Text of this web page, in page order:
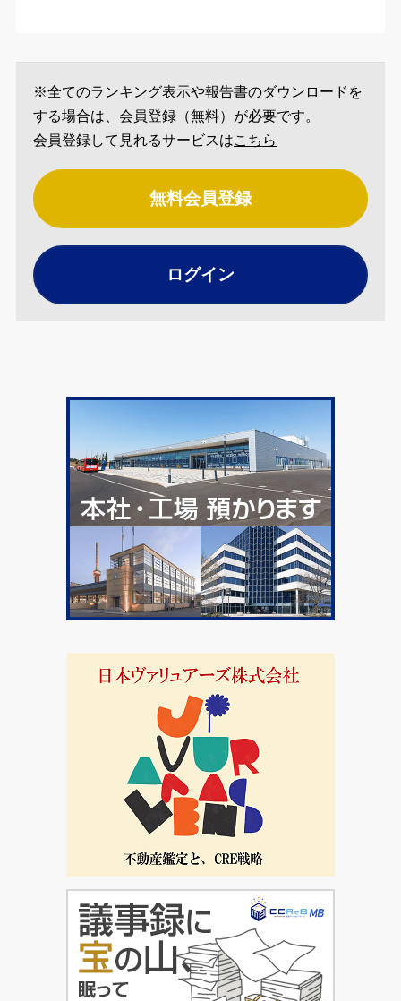
※全てのランキング表示や報告書のダウンロードを
する場合は、会員登録（無料）が必要です。
会員登録して見れるサービスはこちら
無料会員登録
ログイン